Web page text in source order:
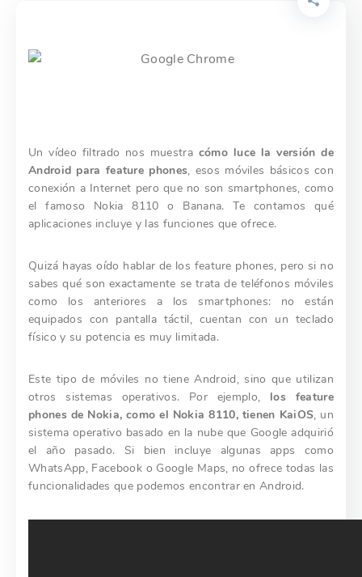
Un vídeo filtrado nos muestra cómo luce la versión de
Android para feature phones, esos móviles básicos con
conexión a Internet pero que no son smartphones, como
el famoso Nokia 8110 o Banana. Te contamos qué
aplicaciones incluye y las funciones que ofrece.
Quizá hayas oído hablar de los feature phones, pero si no
sabes qué son exactamente se trata de teléfonos móviles
como los anteriores a los smartphones: no están
equipados con pantalla táctil, cuentan con un teclado
físico y su potencia es muy limitada.
Este tipo de móviles no tiene Android, sino que utilizan
otros sistemas operativos. Por ejemplo, los feature
phones de Nokia, como el Nokia 8110, tienen KaiOS, un
sistema operativo basado en la nube que Google adquirió
el año pasado. Si bien incluye algunas apps como
WhatsApp, Facebook o Google Maps, no ofrece todas las
funcionalidades que podemos encontrar en Android.